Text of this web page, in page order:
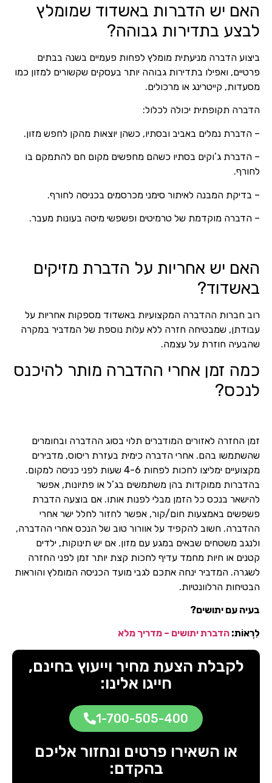
האם יש הדברות באשדוד שמומלץ
לבצע בתדירות גבוהה?
ביצוע הדברה מניעתית מומלץ לפחות פעמיים בשנה בבתים
פרטיים, ואפילו בתדירות גבוהה יותר בעסקים שקשורים למזון כמו
מסעדות, קייטרינג או מרכולים.
הדברה תקופתית יכולה לכלול:
– הדברת נמלים באביב ובסתיו, כשהן יוצאות מהקן לחפש מזון.
– הדברת ג’וקים בסתיו כשהם מחפשים מקום חם להתמקם בו
לחורף.
– בדיקת המבנה לאיתור סימני מכרסמים בכניסה לחורף.
– הדברה מוקדמת של טרמיטים ופשפשי מיטה בעונות מעבר.
האם יש אחריות על הדברת מזיקים
באשדוד?
רוב חברות ההדברה המקצועיות באשדוד מספקות אחריות על
עבודתן, שמבטיחה חזרה ללא עלות נוספת של המדביר במקרה
שהבעיה חוזרת על עצמה.
כמה זמן אחרי ההדברה מותר להיכנס
לנכס?
זמן החזרה לאזורים המודברים תלוי בסוג ההדברה ובחומרים
שהשתמשו בהם. אחרי הדברה כימית בעזרת ריסוס, מדבירים
מקצועיים ימליצו לחכות לפחות 4-6 שעות לפני כניסה למקום.
בהדברות ממוקדות בהן משתמשים בג’ל או פתיונות, אפשר
להישאר בנכס כל הזמן מבלי לפנות אותו. אם בוצעה הדברת
פשפשים באמצעות חום/קור, אפשר לחזור לחלל ישר אחרי
ההדברה. חשוב להקפיד על אוורור טוב של הנכס אחרי ההדברה,
ולנגב משטחים שבאים במגע עם מזון. אם יש תינוקות, ילדים
קטנים או חיות מחמד עדיף לחכות קצת יותר זמן לפני החזרה
לשגרה. המדביר ינחה אתכם לגבי מועד הכניסה המומלץ והוראות
הבטיחות הרלוונטיות.
בעיה עם יתושים?
לִרְאוֹת: הדברת יתושים – מדריך מלא
לקבלת הצעת מחיר וייעוץ בחינם,
חייגו אלינו:
1-700-505-400
או השאירו פרטים ונחזור אליכם
בהקדם: